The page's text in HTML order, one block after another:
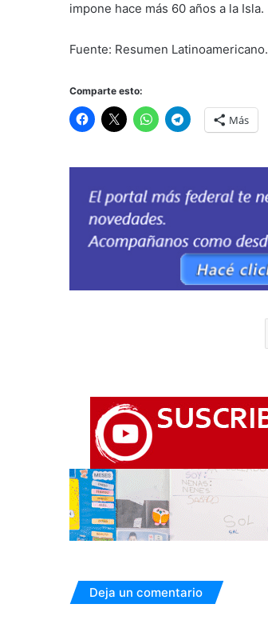
impone hace más 60 años a la Isla.
Fuente: Resumen Latinoamericano.
Comparte esto:
Más
Deja un comentario